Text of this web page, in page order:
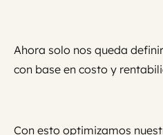
Ahora solo nos queda
con base en costo y
Con esto optimizamos